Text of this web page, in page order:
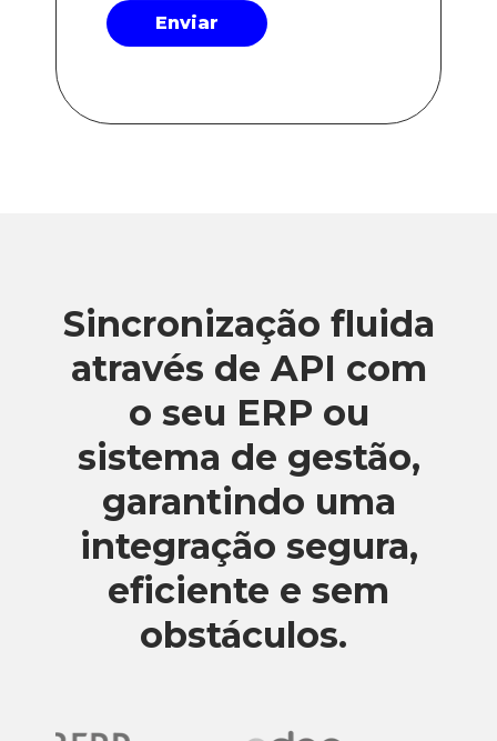
Sincronização fluida
através de API com
o seu ERP ou
sistema de gestão,
garantindo uma
integração segura,
eficiente e sem
obstáculos.